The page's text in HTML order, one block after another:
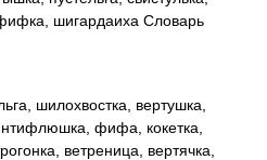
шигардаиха Словарь
шилохвостка, вертушка,
фифа, кокетка,
ветреница, вертячка,